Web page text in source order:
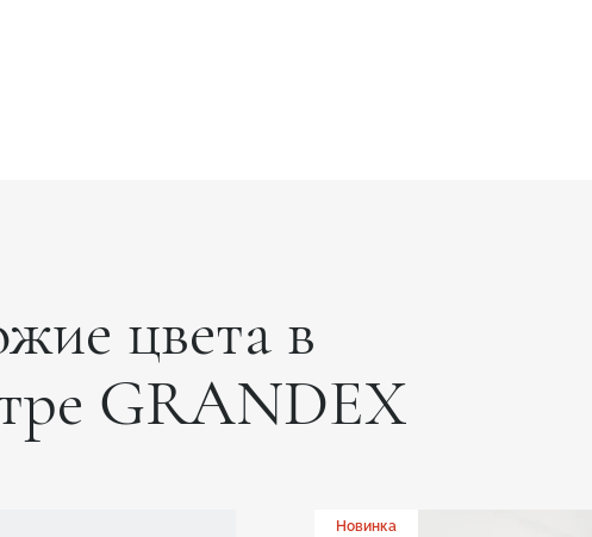
цвета в
GRANDEX
Новинка